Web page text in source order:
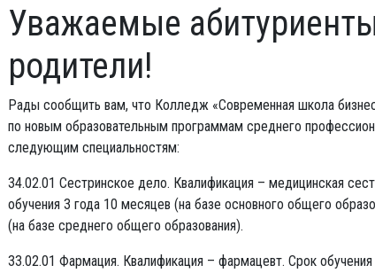
Уважаемые
родители!
Рады сообщить вам, что Колледж «Современная школа
по новым образовательным программам среднего
следующим специальностям:
34.02.01 Сестринское дело. Квалификация – медицинская
обучения 3 года 10 месяцев (на базе основного общего
(на базе среднего общего образования).
33.02.01 Фармация. Квалификация – фармацевт. Срок